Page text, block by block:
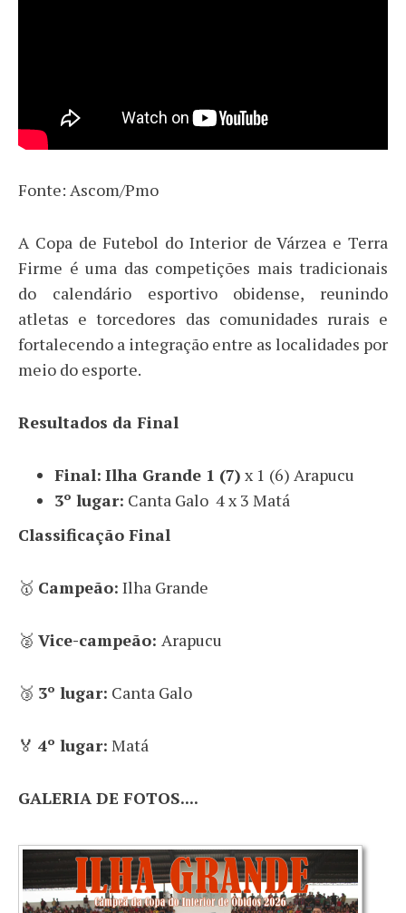
Fonte: Ascom/Pmo
A Copa de Futebol do Interior de Várzea e Terra
Firme é uma das competições mais tradicionais
do calendário esportivo obidense, reunindo
atletas e torcedores das comunidades rurais e
fortalecendo a integração entre as localidades por
meio do esporte.
Resultados da Final
Final: Ilha Grande 1 (7) x 1 (6) Arapucu
3º lugar: Canta Galo 4 x 3 Matá
Classificação Final
🥇 Campeão: Ilha Grande
🥈 Vice-campeão: Arapucu
🥉 3º lugar: Canta Galo
🏅 4º lugar: Matá
GALERIA DE FOTOS....